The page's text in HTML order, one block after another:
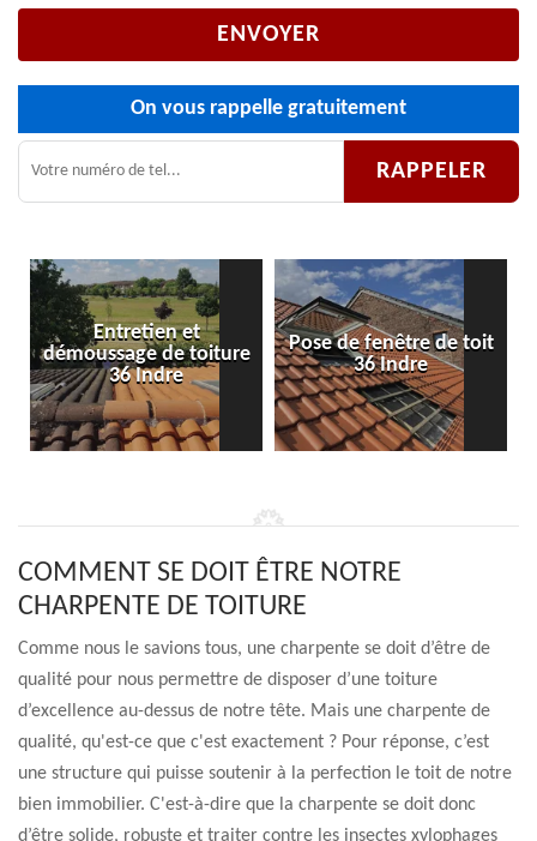
On vous rappelle gratuitement
Entretien et
démoussage de toiture
36 Indre
Pose de fenêtre de toit
36 Indre
COMMENT SE DOIT ÊTRE NOTRE
CHARPENTE DE TOITURE
Comme nous le savions tous, une charpente se doit d’être de
qualité pour nous permettre de disposer d’une toiture
d’excellence au-dessus de notre tête. Mais une charpente de
qualité, qu'est-ce que c'est exactement ? Pour réponse, c’est
une structure qui puisse soutenir à la perfection le toit de notre
bien immobilier. C'est-à-dire que la charpente se doit donc
d’être solide, robuste et traiter contre les insectes xylophages